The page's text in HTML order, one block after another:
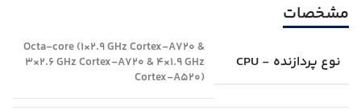
تأثیر مستقیمی بر قیمت می‌گذارند. گوشی‌های آکبند و رجیسترشده
معمولاً قیمت بالاتری دارند، در حالی که مدل‌های کارکرده یا بدون
رجیستری اقتصادی‌تر هستند اما پیش از خرید نیاز به بررسی دقیق‌تری
دارند.
مشخصات
نوع پردازنده - CPU
Octa-core (1×2.9 GHz Cortex-A720 &
3×2.6 GHz Cortex-A720 & 4×1.9 GHz
Cortex-A520)